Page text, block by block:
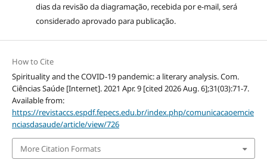
dias da revisão da diagramação, recebida por e-mail, será
considerado aprovado para publicação.
How to Cite
Spirituality and the COVID-19 pandemic: a literary analysis. Com.
Ciências Saúde [Internet]. 2021 Apr. 9 [cited 2026 Aug. 6];31(03):71-7.
Available from:
https://revistaccs.espdf.fepecs.edu.br/index.php/comunicacaoemcie
nciasdasaude/article/view/726
More Citation Formats